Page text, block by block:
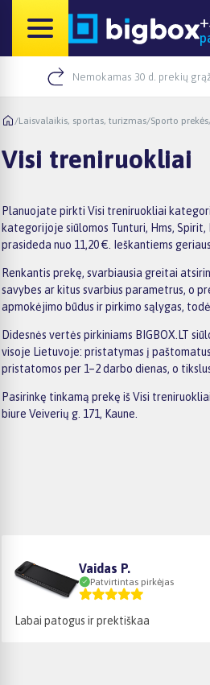
Nemokamas 30 d. prekių
/Laisvalaikis, sportas, turizmas/Sporto prekės
Visi treniruokliai
Planuojate pirkti Visi treniruokliai
kategorijoje siūlomos Tunturi, Hms,
prasideda nuo 11,20 €. Ieškantiems
Renkantis prekę, svarbiausia greitai
savybes ar kitus svarbius parametrus, o
apmokėjimo būdus ir pirkimo sąlygas,
Didesnės vertės pirkiniams BIGBOX.LT
visoje Lietuvoje: pristatymas į
pristatomos per 1–2 darbo dienas, o
Pasirinkę tinkamą prekę iš Visi
biure Veiverių g. 171, Kaune.
Vaidas P.
Patvirtintas pirkėjas
Labai patogus ir prektiškaa